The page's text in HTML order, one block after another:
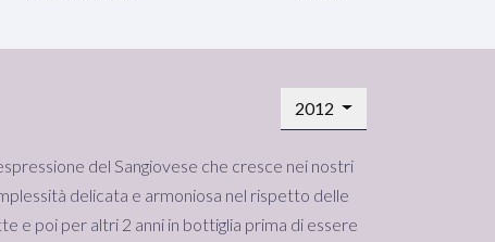
2012
del Sangiovese che cresce nei nostri
delicata e armoniosa nel rispetto delle
e poi per altri 2 anni in bottiglia prima di essere